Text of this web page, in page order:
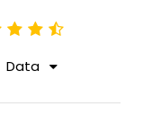
Data